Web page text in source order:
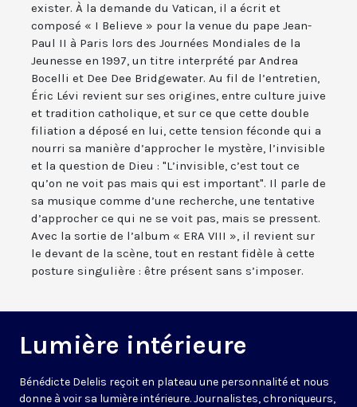
exister. À la demande du Vatican, il a écrit et
composé « I Believe » pour la venue du pape Jean-
Paul II à Paris lors des Journées Mondiales de la
Jeunesse en 1997, un titre interprété par Andrea
Bocelli et Dee Dee Bridgewater. Au fil de l’entretien,
Éric Lévi revient sur ses origines, entre culture juive
et tradition catholique, et sur ce que cette double
filiation a déposé en lui, cette tension féconde qui a
nourri sa manière d’approcher le mystère, l’invisible
et la question de Dieu : "L’invisible, c’est tout ce
qu’on ne voit pas mais qui est important". Il parle de
sa musique comme d’une recherche, une tentative
d’approcher ce qui ne se voit pas, mais se pressent.
Avec la sortie de l’album « ERA VIII », il revient sur
le devant de la scène, tout en restant fidèle à cette
posture singulière : être présent sans s’imposer.
Lumière intérieure
Bénédicte Delelis reçoit en plateau une personnalité et nous
donne à voir sa lumière intérieure. Journalistes, chroniqueurs,